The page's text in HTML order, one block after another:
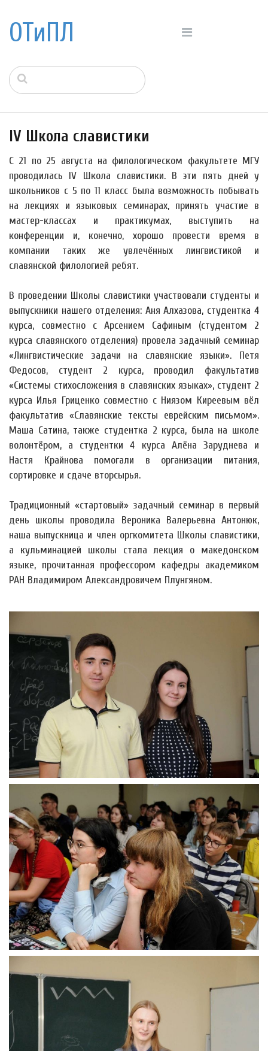
ОТиПЛ
IV Школа славистики
С 21 по 25 августа на филологическом факультете МГУ
проводилась IV Школа славистики. В эти пять дней у
школьников с 5 по 11 класс была возможность побывать
на лекциях и языковых семинарах, принять участие в
мастер-классах и практикумах, выступить на
конференции и, конечно, хорошо провести время в
компании таких же увлечённых лингвистикой и
славянской филологией ребят.
В проведении Школы славистики участвовали студенты и
выпускники нашего отделения: Аня Алхазова, студентка 4
курса, совместно с Арсением Сафиным (студентом 2
курса славянского отделения) провела задачный семинар
«Лингвистические задачи на славянские языки». Петя
Федосов, студент 2 курса, проводил факультатив
«Системы стихосложения в славянских языках», студент 2
курса Илья Гриценко совместно с Ниязом Киреевым вёл
факультатив «Славянские тексты еврейским письмом».
Маша Сатина, также студентка 2 курса, была на школе
волонтёром, а студентки 4 курса Алёна Заруднева и
Настя Крайнова помогали в организации питания,
сортировке и сдаче вторсырья.
Традиционный «стартовый» задачный семинар в первый
день школы проводила Вероника Валерьевна Антонюк,
наша выпускница и член оргкомитета Школы славистики,
а кульминацией школы стала лекция о македонском
языке, прочитанная профессором кафедры академиком
РАН Владимиром Александровичем Плунгяном.